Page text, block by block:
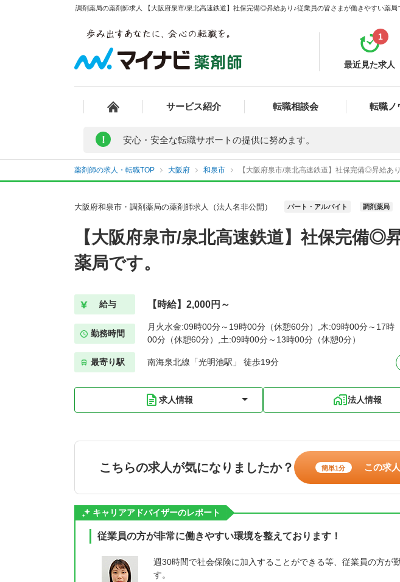
調剤薬局の薬剤師求人 【大阪府泉市/泉北高速鉄道】社保完備◎昇給あり♪従業員の皆さまが働きやすい薬局
最近見た求人
1
サービス紹介 転職相談会 転職ノ
! 安心・安全な転職サポートの提供に努めます。
薬剤師の求人・転職TOP 大阪府 和泉市 【大阪府泉市/泉北高速鉄道】社保完備◎昇給あ
大阪府和泉市・調剤薬局の薬剤師求人（法人名非公開） パート・アルバイト 調剤薬局
【大阪府泉市/泉北高速鉄道】社保完備◎
薬局です。
給与 【時給】2,000円～
勤務時間
月火水金:09時00分～19時00分（休憩60分）,木:09時00分～17時
00分（休憩60分）,土:09時00分～13時00分（休憩0分）
最寄り駅 南海泉北線「光明池駅」 徒歩19分
求人情報 法人情報
こちらの求人が気になりましたか？ 簡単1分 この求
キャリアアドバイザーのレポート
従業員の方が非常に働きやすい環境を整えております！
週30時間で社会保険に加入することができる等、従業員の方が
す。